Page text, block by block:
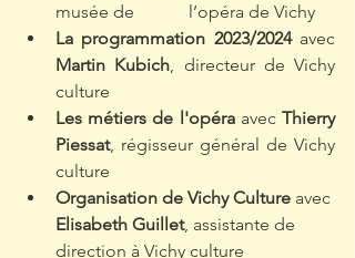
musée de 		l’opéra de Vichy
La programmation 2023/2024
Martin Kubich, directeur de Vichy
culture
Les métiers de l'opéra avec Thierry
Piessat, régisseur général de Vichy
culture
Organisation de Vichy Culture avec
Elisabeth Guillet, assistante de
direction à Vichy culture